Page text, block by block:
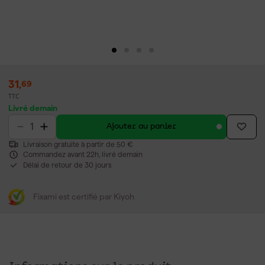
31,69
TTC
Livré demain
Ajouter au panier
Livraison gratuite à partir de 50 €
Commandez avant 22h, livré demain
Délai de retour de 30 jours
Fixami est certifié par Kiyoh